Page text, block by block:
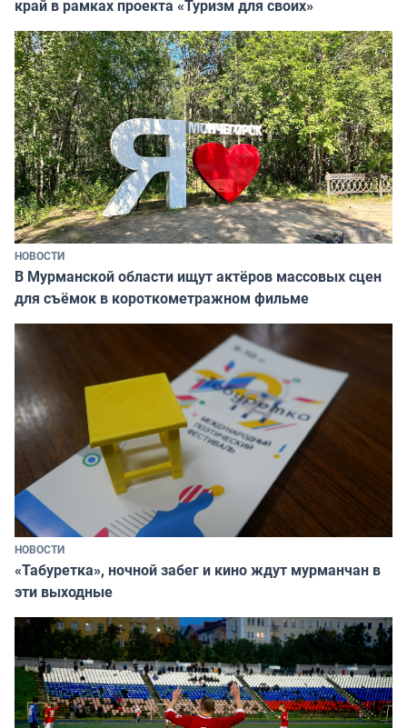
край в рамках проекта «Туризм для своих»
НОВОСТИ
В Мурманской области ищут актёров массовых сцен
для съёмок в короткометражном фильме
НОВОСТИ
«Табуретка», ночной забег и кино ждут мурманчан в
эти выходные